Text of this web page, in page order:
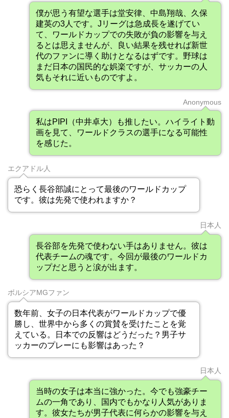
僕が思う有望な選手は堂安律、中島翔哉、久保
建英の3人です。Jリーグは急成長を遂げてい
て、ワールドカップでの失敗が負の影響を与え
るとは思えませんが、良い結果を残せれば新世
代のファンに導く助けとなるはずです。野球は
まだ日本の国民的な娯楽ですが、サッカーの人
気もそれに近いものですよ。
Anonymous
私はPIPI（中井卓大）も推したい。ハイライト動
画を見て、ワールドクラスの選手になる可能性
を感じた。
エクアドル人
恐らく長谷部誠にとって最後のワールドカップ
です。彼は先発で使われますか？
日本人
長谷部を先発で使わない手はありません。彼は
代表チームの魂です。今回が最後のワールドカ
ップだと思うと涙が出ます。
ボルシアMGファン
数年前、女子の日本代表がワールドカップで優
勝し、世界中から多くの賞賛を受けたことを覚
えている。日本での反響はどうだった？男子サ
ッカーのプレーにも影響はあった？
日本人
当時の女子は本当に強かった。今でも強豪チー
ムの一角であり、国内でもかなり人気がありま
す。彼女たちが男子代表に何らかの影響を与え